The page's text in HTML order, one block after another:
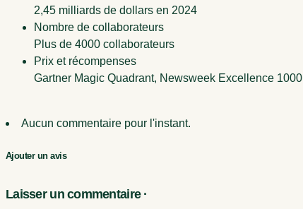
2,45 milliards de dollars en 2024
Nombre de collaborateurs
Plus de 4000 collaborateurs
Prix et récompenses
Gartner Magic Quadrant, Newsweek Excellence 1000
Aucun commentaire pour l'instant.
Ajouter un avis
Laisser un commentaire ·